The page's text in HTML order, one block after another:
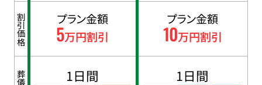
割引価格
プラン金額
5万円割引
1日間
プラン金額
10万円割引
1日間